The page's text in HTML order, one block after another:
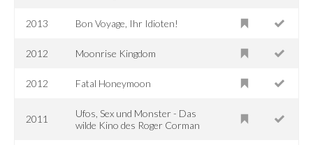
2013 Bon Voyage, Ihr Idioten!
2012 Moonrise Kingdom
2012 Fatal Honeymoon
2011
Ufos, Sex und Monster - Das
wilde Kino des Roger Corman